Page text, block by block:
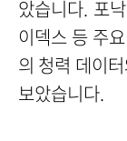
았습니다. 포
이덱스 등 주
의 청력 데이
보았습니다.